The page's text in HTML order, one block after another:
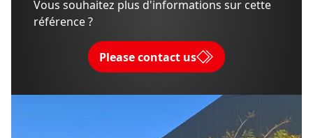
Vous souhaitez plus d'informations sur cette
référence ?
Please contact us